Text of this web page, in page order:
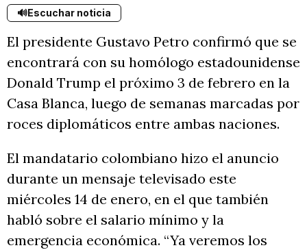
🔊Escuchar noticia
El presidente Gustavo Petro confirmó que se
encontrará con su homólogo estadounidense
Donald Trump el próximo 3 de febrero en la
Casa Blanca, luego de semanas marcadas por
roces diplomáticos entre ambas naciones.
El mandatario colombiano hizo el anuncio
durante un mensaje televisado este
miércoles 14 de enero, en el que también
habló sobre el salario mínimo y la
emergencia económica. “Ya veremos los